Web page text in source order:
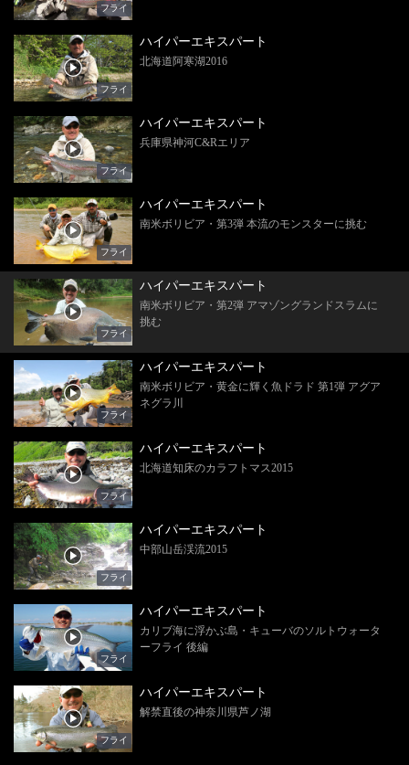
フライ
フライ
ハイパーエキスパート
北海道阿寒湖2016
フライ
ハイパーエキスパート
兵庫県神河C&Rエリア
フライ
ハイパーエキスパート
南米ボリビア・第3弾 本流のモンスターに挑む
フライ
ハイパーエキスパート
南米ボリビア・第2弾 アマゾングランドスラムに
挑む
フライ
ハイパーエキスパート
南米ボリビア・黄金に輝く魚ドラド 第1弾 アグア
ネグラ川
フライ
ハイパーエキスパート
北海道知床のカラフトマス2015
フライ
ハイパーエキスパート
中部山岳渓流2015
フライ
ハイパーエキスパート
カリブ海に浮かぶ島・キューバのソルトウォータ
ーフライ 後編
フライ
ハイパーエキスパート
解禁直後の神奈川県芦ノ湖